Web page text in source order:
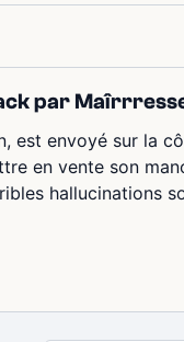
par
est envoyé sur la
en vente son
hallucinations